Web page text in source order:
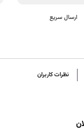
پرداخت در محل
نظرات کاربران